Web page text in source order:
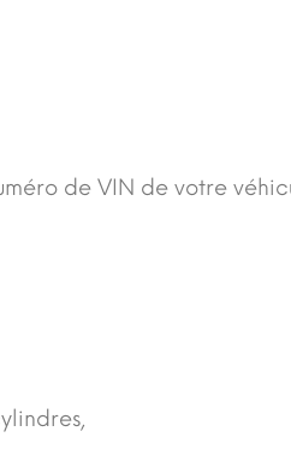
de VIN de votre